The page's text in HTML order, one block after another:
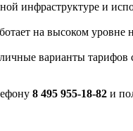
инфраструктуре и
на высоком уровне
варианты
8 495 955-18-82 и